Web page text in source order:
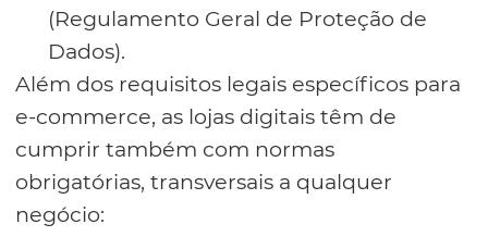
(Regulamento Geral de Proteção de
Dados).
Além dos requisitos legais específicos para
e-commerce, as lojas digitais têm de
cumprir também com normas
obrigatórias, transversais a qualquer
negócio: